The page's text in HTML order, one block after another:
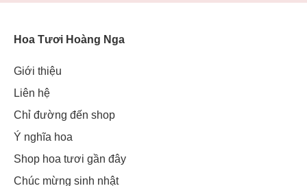
Hoa Tươi Hoàng Nga
Giới thiệu
Liên hệ
Chỉ đường đến shop
Ý nghĩa hoa
Shop hoa tươi gần đây
Chúc mừng sinh nhật